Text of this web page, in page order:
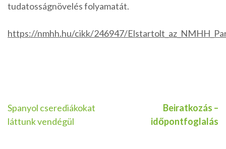
tudatosságnövelés folyamatát.
https://nmhh.hu/cikk/246947/
Bejegyzés
navigáció
Spanyol cserediákokat
láttunk vendégül
Beiratkozás –
időpontfoglalás